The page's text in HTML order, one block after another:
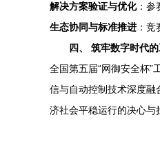
解决方案验证与优化：参
生态协同与标准推进 ：
四、 筑牢数字时代
全国第五届“网御安全杯
信与自动控制技术深度融
济社会平稳运行的决心与